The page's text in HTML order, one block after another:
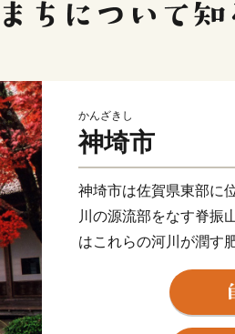
かんざきし
神埼市
神埼市は佐賀県東部に
川の源流部をなす脊振
はこれらの河川が潤す
市内には吉野ヶ里遺
的、文化的遺産があり